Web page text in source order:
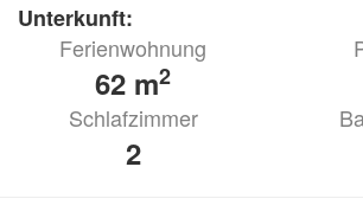
Unterkunft:
Ferienwohnung
62 m2
Schlafzimmer
2